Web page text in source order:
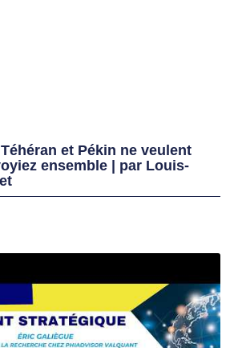
et Pékin ne veulent
ensemble | par Louis-